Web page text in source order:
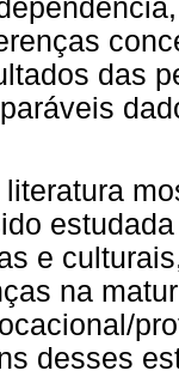
das
e
na
desses